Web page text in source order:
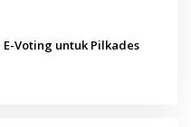
E-Voting untuk Pilkades